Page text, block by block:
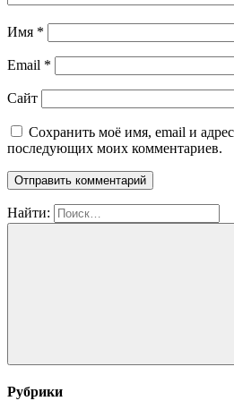
Имя *
Email *
Сайт
Сохранить моё имя, email и
последующих моих комментариев.
Найти:
Рубрики